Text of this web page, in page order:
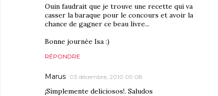
Ouin faudrait que je trouve une recette qui va
casser la baraque pour le concours et avoir la
chance de gagner ce beau livre...
Bonne journée Isa :)
RÉPONDRE
Marus 03 décembre, 2010 09:08
¡Símplemente deliciosos!. Saludos